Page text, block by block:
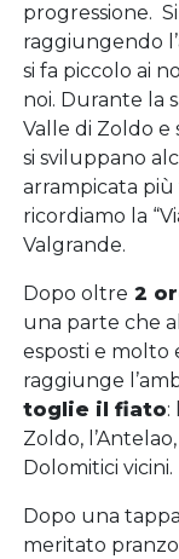
progressione.
raggiungendo
si fa piccolo ai
noi. Durante la
Valle di Zoldo
si sviluppano
arrampicata
ricordiamo la
Valgrande.
Dopo oltre 2
una parte che
esposti e molto
raggiunge
toglie il fiato:
Zoldo,
Dolomitici vicini.
Dopo una tappa
meritato